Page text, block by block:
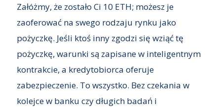
Załóżmy, że zostało Ci 10 ETH; możesz je
zaoferować na swego rodzaju rynku jako
pożyczkę. Jeśli ktoś inny zgodzi się wziąć tę
pożyczkę, warunki są zapisane w inteligentnym
kontrakcie, a kredytobiorca oferuje
zabezpieczenie. To wszystko. Bez czekania w
kolejce w banku czy długich badań i